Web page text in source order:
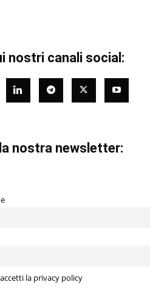
nostri canali social:
nostra newsletter:
la privacy policy